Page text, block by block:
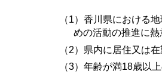
（1）香川県における
めの活動の推進に熱
（2）県内に居住又は
（3）年齢が満18歳以